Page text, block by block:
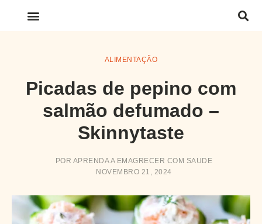
ALIMENTAÇÃO
Picadas de pepino com
salmão defumado –
Skinnytaste
POR APRENDA A EMAGRECER COM SAUDE
NOVEMBRO 21, 2024